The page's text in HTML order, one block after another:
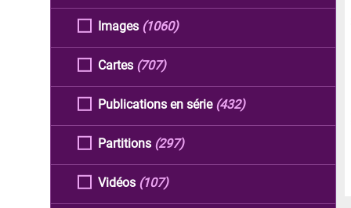
Images (1060)
Cartes (707)
Publications en série (432)
Partitions (297)
Vidéos (107)